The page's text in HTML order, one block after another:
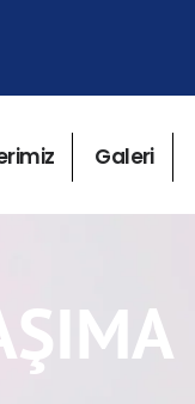
Galeri